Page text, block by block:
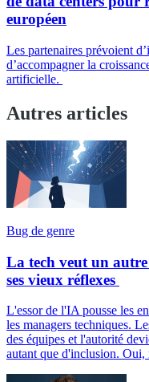
européen
Les partenaires prévoient
d’accompagner la
artificielle.
Autres articles
Bug de genre
La tech veut un
ses vieux réflexes
L'essor de l'IA pousse les
les managers techniques.
des équipes et l'autorité
autant que d'inclusion. Oui,